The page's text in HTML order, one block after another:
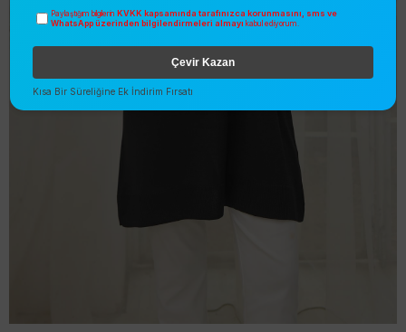
Paylaştığım bilgilerin KVKK kapsamında tarafınızca korunmasını, sms ve
WhatsApp üzerinden bilgilendirmeleri almayı kabul ediyorum.
Çevir Kazan
Kısa Bir Süreliğine Ek İndirim Fırsatı